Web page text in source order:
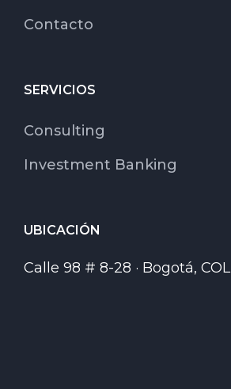
Contacto
SERVICIOS
Consulting
Investment Banking
UBICACIÓN
Calle 98 # 8-28 · Bogotá, COL